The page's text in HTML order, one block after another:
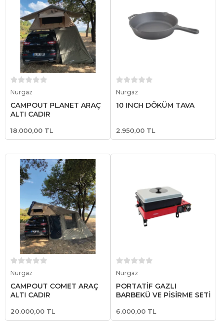
Nurgaz
CAMPOUT PLANET ARAÇ
ALTI ÇADIR
18.000,00 TL
Nurgaz
10 INCH DÖKÜM TAVA
2.950,00 TL
Nurgaz
CAMPOUT COMET ARAÇ
ALTI ÇADIR
20.000,00 TL
Nurgaz
PORTATİF GAZLI
BARBEKÜ VE PİŞİRME SETİ
6.000,00 TL